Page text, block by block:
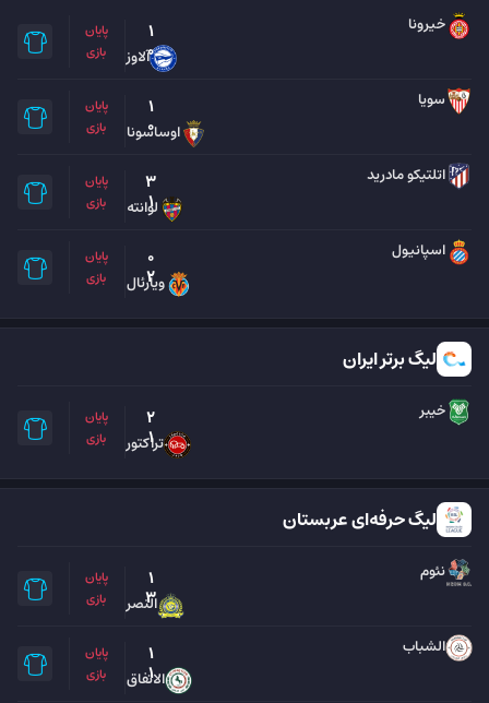
پایان
بازی
خیرونا 1
0آلاوز
پایان
بازی
سویا 1
0
اوساسونا
پایان
بازی
اتلتیکو مادرید 3
1
لوانته
پایان
بازی
اسپانیول 0
2
ویارئال
لیگ برتر ایران
پایان
بازی
خیبر 2
1
تراکتور
لیگ حرفه‌ای عربستان
پایان
بازی
نئوم 1
3
النصر
پایان
بازی
الشباب 1
1
الاتفاق